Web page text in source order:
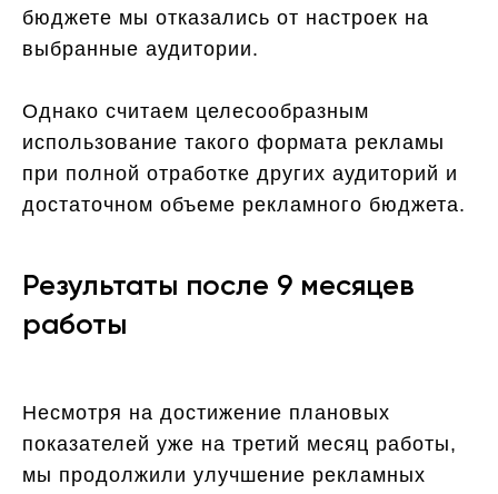
бюджете мы отказались от настроек на
выбранные аудитории.
Однако считаем целесообразным
использование такого формата рекламы
при полной отработке других аудиторий и
достаточном объеме рекламного бюджета.
Результаты после 9 месяцев
работы
Несмотря на достижение плановых
показателей уже на третий месяц работы,
мы продолжили улучшение рекламных